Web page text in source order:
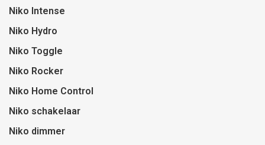
Niko Intense
Niko Hydro
Niko Toggle
Niko Rocker
Niko Home Control
Niko schakelaar
Niko dimmer